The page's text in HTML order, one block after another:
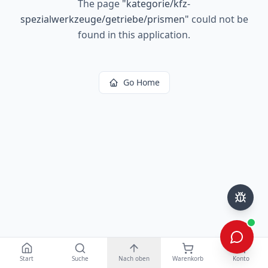
The page "kategorie/kfz-
spezialwerkzeuge/getriebe/prismen" could not be
found in this application.
Go Home
Start Suche Nach oben Warenkorb Konto